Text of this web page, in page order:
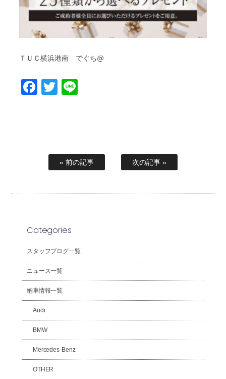
ＴＵＣ横浜港南 でぐち@
Facebook
Twitter
« 前の記事 次の記事 »
Categories
スタッフブログ一覧
ニュース一覧
納車情報一覧
Audi
BMW
Mercedes-Benz
OTHER